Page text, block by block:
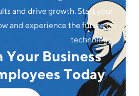
and drive growth. Start your
and experience the future of
technology.
Your Business
Today